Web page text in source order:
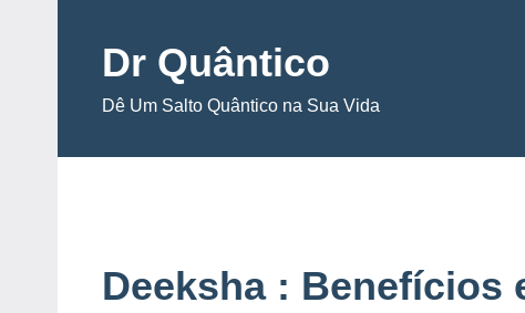
conteúdo
Dr Quântico
Dê Um Salto Quântico na Sua Vida
Deeksha : Benefícios